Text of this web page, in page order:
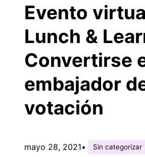
Evento
Lunch &
Convertirse
embajador
votación
mayo 28, 2021• Sin categorizar